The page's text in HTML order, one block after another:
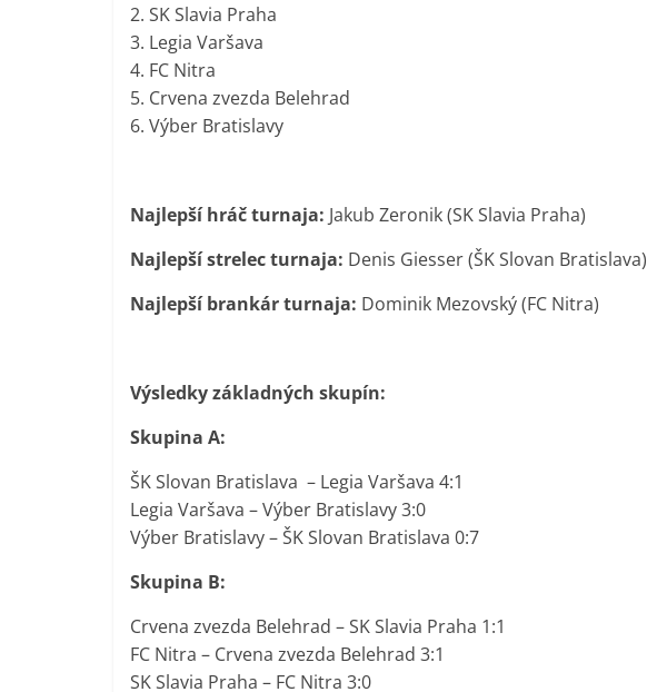
2. SK Slavia Praha
3. Legia Varšava
4. FC Nitra
5. Crvena zvezda Belehrad
6. Výber Bratislavy
Najlepší hráč turnaja: Jakub Zeronik (SK Slavia Praha)
Najlepší strelec turnaja: Denis Giesser (ŠK Slovan Bratislava)
Najlepší brankár turnaja: Dominik Mezovský (FC Nitra)
Výsledky základných skupín:
Skupina A:
ŠK Slovan Bratislava – Legia Varšava 4:1
Legia Varšava – Výber Bratislavy 3:0
Výber Bratislavy – ŠK Slovan Bratislava 0:7
Skupina B:
Crvena zvezda Belehrad – SK Slavia Praha 1:1
FC Nitra – Crvena zvezda Belehrad 3:1
SK Slavia Praha – FC Nitra 3:0